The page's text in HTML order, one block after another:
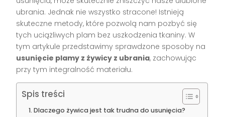
ubrania. Jednak nie wszystko stracone! Istnieją
skuteczne metody, które pozwolą nam pozbyć się
tych uciążliwych plam bez uszkodzenia tkaniny. W
tym artykule przedstawimy sprawdzone sposoby na
usunięcie plamy z żywicy z ubrania, zachowując
przy tym integralność materiału.
Spis treści
Dlaczego żywica jest tak trudna do usunięcia?